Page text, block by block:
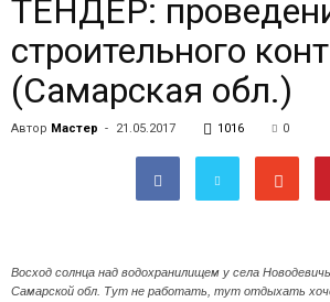
ТЕНДЕР:
строительного
(Самарская обл.)
Автор Мастер - 21.05.2017 1016 0
Восход солнца над водохранилищем у села
Самарской обл. Тут не работать, тут отдыхать